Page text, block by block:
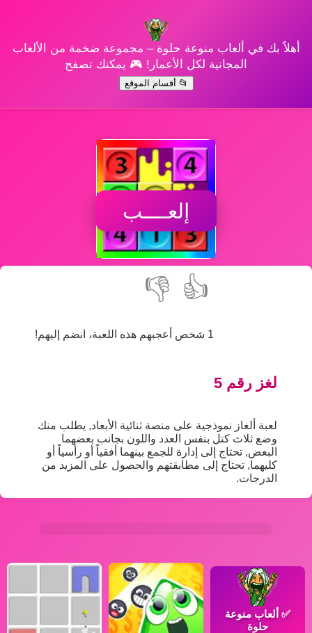
أهلاً بك في ألعاب منوعة حلوة – مجموعة ضخمة من الألعاب
المجانية لكل الأعمار! 🎮 يمكنك تصفح
📂 أقسام الموقع
إلعــــب
👍
👎
1 شخص أعجبهم هذه اللعبة، انضم إليهم!
لغز رقم 5
لعبة ألغاز نموذجية على منصة ثنائية الأبعاد, يطلب منك
وضع ثلاث كتل بنفس العدد واللون بجانب بعضهما
البعض, تحتاج إلى إدارة للجمع بينهما أفقياً أو رأسياً أو
كليهما, تحتاج إلى مطابقتهم والحصول على المزيد من
الدرجات.
✅ ألعاب منوعة
حلوة